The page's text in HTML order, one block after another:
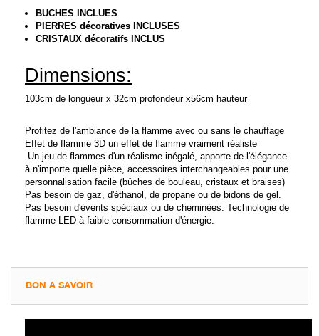
BUCHES INCLUES
PIERRES décoratives INCLUSES
CRISTAUX décoratifs INCLUS
Dimensions:
103cm de longueur x 32cm profondeur x56cm hauteur
Profitez de l'ambiance de la flamme avec ou sans le chauffage
Effet de flamme 3D un effet de flamme vraiment réaliste
.Un jeu de flammes d'un réalisme inégalé, apporte de l'élégance
à n'importe quelle pièce, accessoires interchangeables pour une
personnalisation facile (bûches de bouleau, cristaux et braises)
Pas besoin de gaz, d'éthanol, de propane ou de bidons de gel.
Pas besoin d'évents spéciaux ou de cheminées. Technologie de
flamme LED à faible consommation d'énergie.
BON À SAVOIR